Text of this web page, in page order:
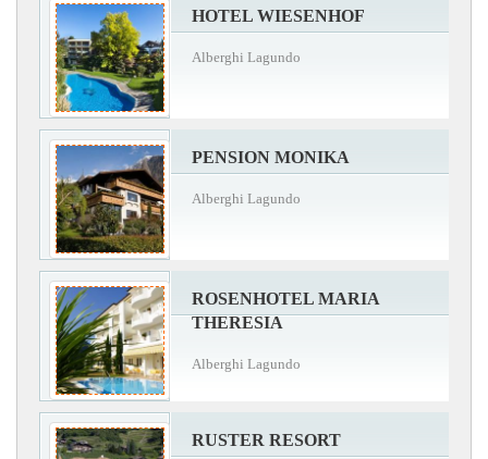
HOTEL WIESENHOF
Alberghi Lagundo
PENSION MONIKA
Alberghi Lagundo
ROSENHOTEL MARIA
THERESIA
Alberghi Lagundo
RUSTER RESORT